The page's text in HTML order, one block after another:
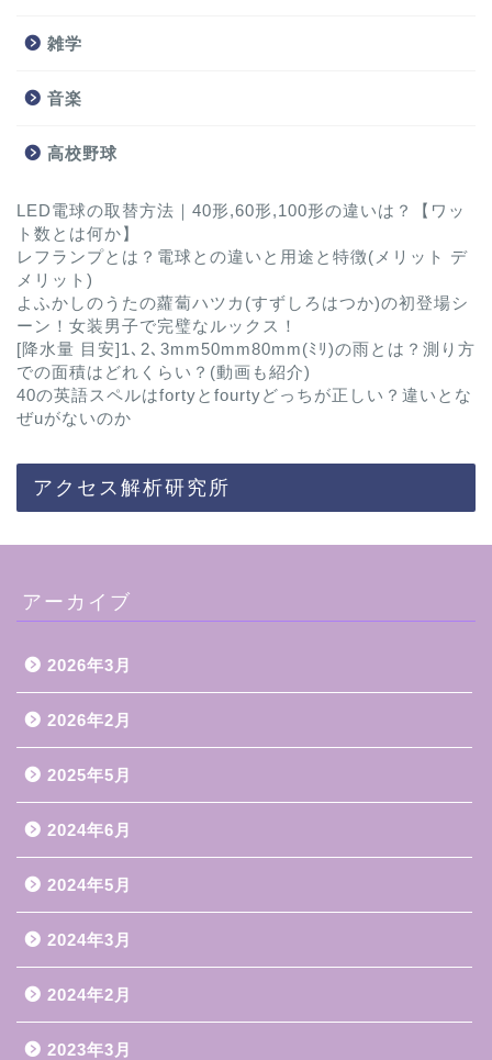
雑学
音楽
高校野球
LED電球の取替方法｜40形,60形,100形の違いは？【ワッ
ト数とは何か】
レフランプとは？電球との違いと用途と特徴(メリット デ
メリット)
よふかしのうたの蘿蔔ハツカ(すずしろはつか)の初登場シ
ーン！女装男子で完璧なルックス！
[降水量 目安]1､2､3mm50mm80mm(ﾐﾘ)の雨とは？測り方
での面積はどれくらい？(動画も紹介)
40の英語スペルはfortyとfourtyどっちが正しい？違いとな
ぜuがないのか
アクセス解析研究所
アーカイブ
2026年3月
2026年2月
2025年5月
2024年6月
2024年5月
2024年3月
2024年2月
2023年3月